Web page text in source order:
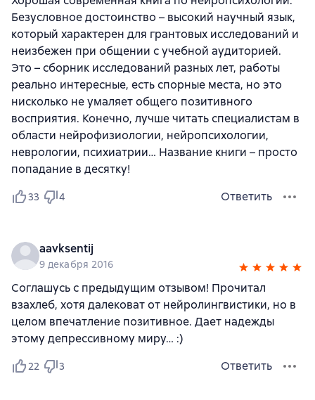
Безусловное достоинство – высокий научный язык,
который характерен для грантовых исследований и
неизбежен при общении с учебной аудиторией.
Это – сборник исследований разных лет, работы
реально интересные, есть спорные места, но это
нисколько не умаляет общего позитивного
восприятия. Конечно, лучше читать специалистам в
области нейрофизиологии, нейропсихологии,
неврологии, психиатрии… Название книги – просто
попадание в десятку!
33 4 Ответить
aavksentij
9 декабря 2016
Соглашусь с предыдущим отзывом! Прочитал
взахлеб, хотя далековат от нейролингвистики, но в
целом впечатление позитивное. Дает надежды
этому депрессивному миру… :)
22 3 Ответить